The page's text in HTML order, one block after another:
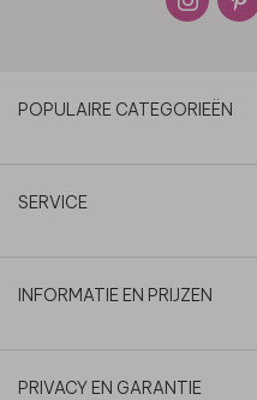
POPULAIRE CATEGORIEËN
SERVICE
INFORMATIE EN PRIJZEN
PRIVACY EN GARANTIE